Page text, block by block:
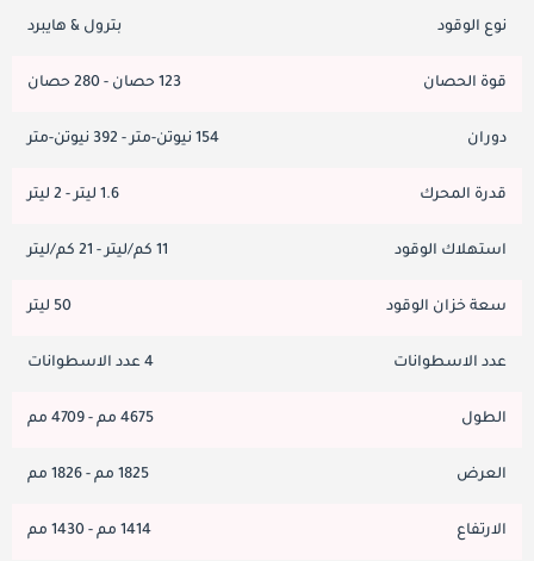
نوع الوقود بترول & هايبرد
قوة الحصان 123 حصان - 280 حصان
دوران 154 نيوتن-متر - 392 نيوتن-متر
قدرة المحرك 1.6 ليتر - 2 ليتر
استهلاك الوقود 11 كم/ليتر - 21 كم/ليتر
سعة خزان الوقود 50 ليتر
عدد الاسطوانات 4 عدد الاسطوانات
الطول 4675 مم - 4709 مم
العرض 1825 مم - 1826 مم
الارتفاع 1414 مم - 1430 مم